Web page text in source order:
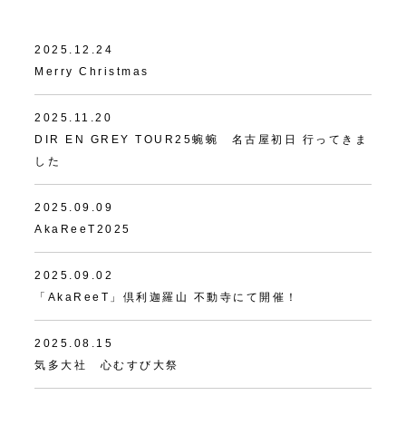
2025.12.24
Merry Christmas
2025.11.20
DIR EN GREY TOUR25蜿蜿 名古屋初日 行ってきま
した
2025.09.09
AkaReeT2025
2025.09.02
「AkaReeT」倶利迦羅山 不動寺にて開催！
2025.08.15
気多大社 心むすび大祭